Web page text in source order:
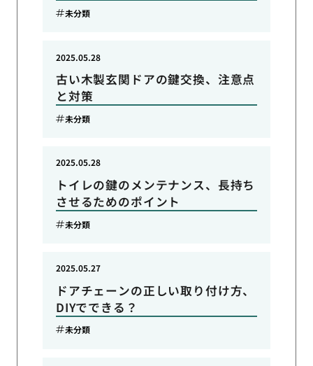
未分類
古い木製玄関ドアの鍵交換、注意点
と対策
2025.05.28
未分類
トイレの鍵のメンテナンス、長持ち
させるためのポイント
2025.05.28
未分類
ドアチェーンの正しい取り付け方、
DIYでできる？
2025.05.27
未分類